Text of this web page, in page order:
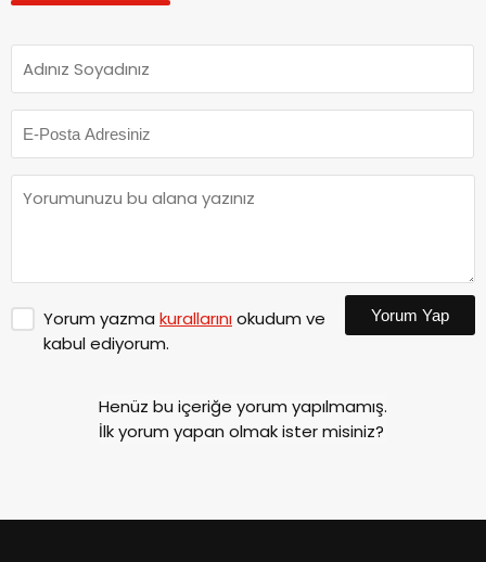
Yorum yazma kurallarınıokudum ve
kabul ediyorum.
Yorum Yap
Henüz bu içeriğe yorum yapılmamış.
İlk yorum yapan olmak ister misiniz?